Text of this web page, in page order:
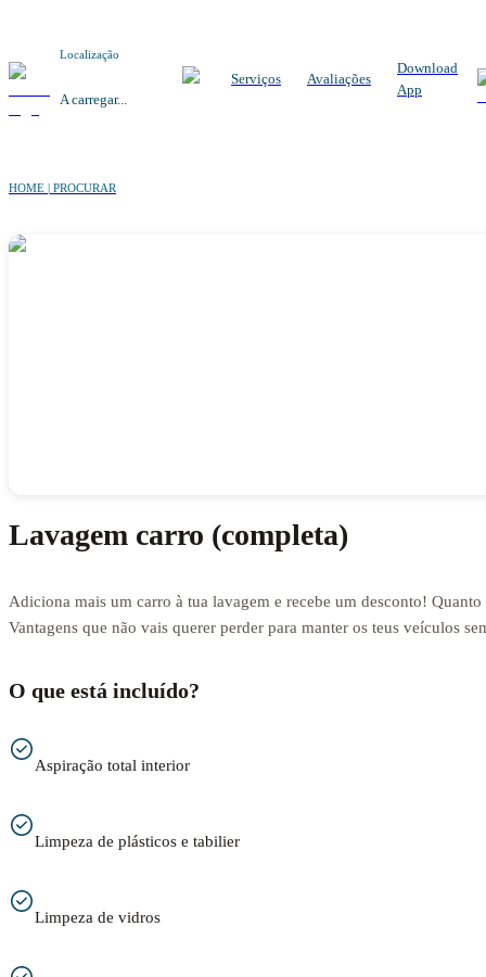
Localização
A carregar...
Serviços Avaliações
Download
App
HOME | PROCURAR
Lavagem carro (completa)
Adiciona mais um carro à tua lavagem e recebe um desconto!
Vantagens que não vais querer perder para manter os teus veículos
O que está incluído?
Aspiração total interior
Limpeza de plásticos e tabilier
Limpeza de vidros